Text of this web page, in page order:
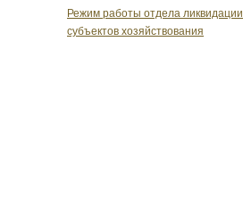
Режим работы отдела ликвидации
субъектов хозяйствования